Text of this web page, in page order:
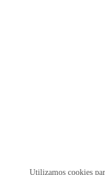
Utilizamos cookies